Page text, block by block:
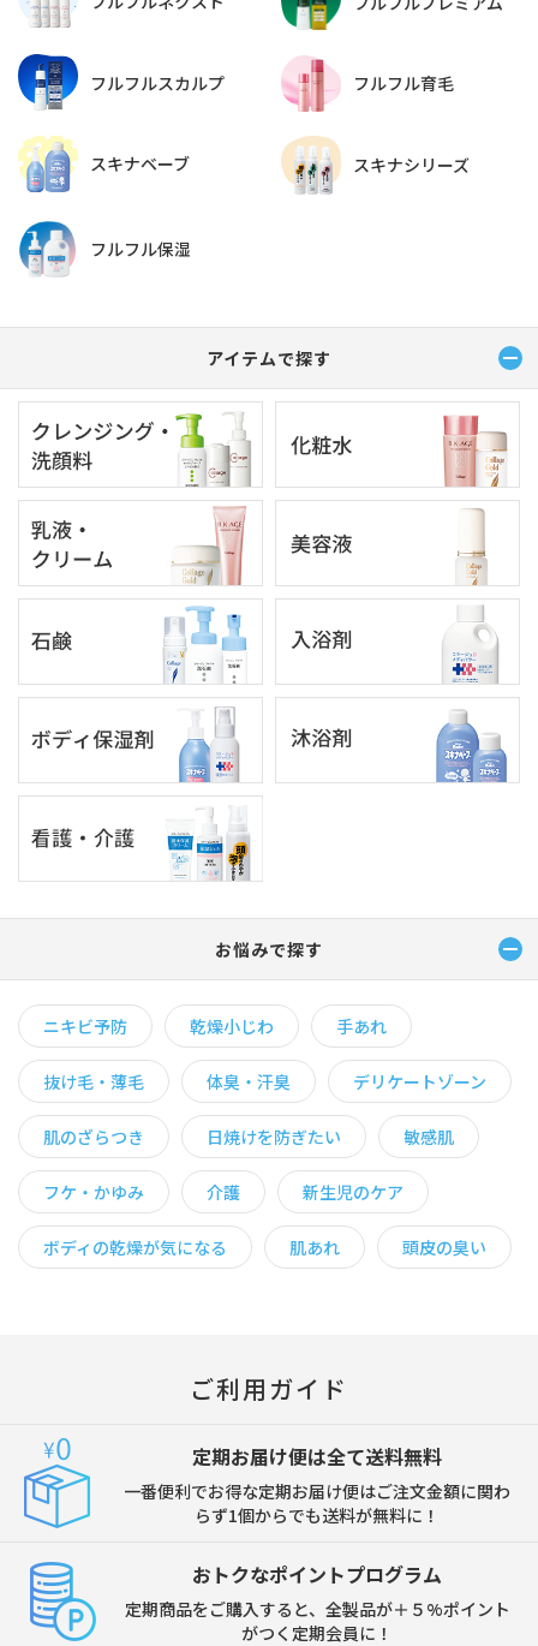
フルフルスカルプ フルフル育毛
スキナベーブ スキナシリーズ
フルフル保湿
アイテムで探す
お悩みで探す
ニキビ予防 乾燥小じわ 手あれ
抜け毛・薄毛 体臭・汗臭 デリケートゾーン
肌のざらつき 日焼けを防ぎたい 敏感肌
フケ・かゆみ 介護 新生児のケア
ボディの乾燥が気になる 肌あれ 頭皮の臭い
ご利用ガイド
定期お届け便は全て送料無料
一番便利でお得な定期お届け便はご注文金額に関わ
らず1個からでも送料が無料に！
おトクなポイントプログラム
定期商品をご購入すると、全製品が＋５%ポイント
がつく定期会員に！